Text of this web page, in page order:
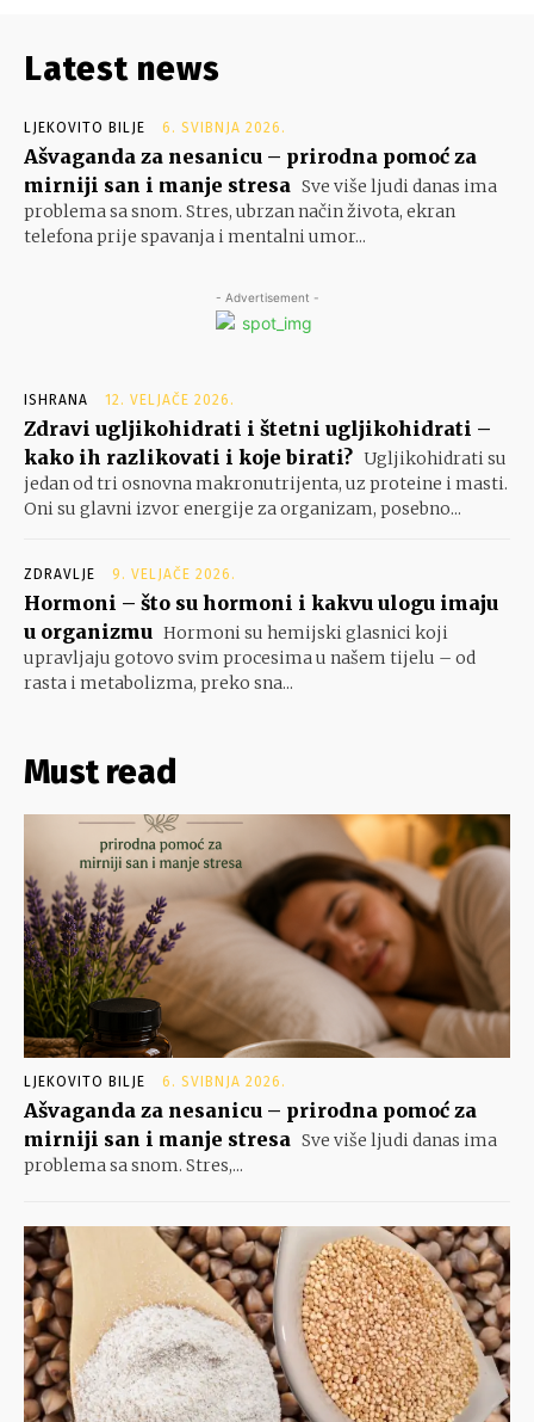
Latest news
LJEKOVITO BILJE 6. SVIBNJA 2026.
Ašvaganda za nesanicu – prirodna pomoć za
mirniji san i manje stresa Sve više ljudi danas ima
problema sa snom. Stres, ubrzan način života, ekran
telefona prije spavanja i mentalni umor...
- Advertisement -
ISHRANA 12. VELJAČE 2026.
Zdravi ugljikohidrati i štetni ugljikohidrati –
kako ih razlikovati i koje birati? Ugljikohidrati su
jedan od tri osnovna makronutrijenta, uz proteine i masti.
Oni su glavni izvor energije za organizam, posebno...
ZDRAVLJE 9. VELJAČE 2026.
Hormoni – što su hormoni i kakvu ulogu imaju
u organizmu Hormoni su hemijski glasnici koji
upravljaju gotovo svim procesima u našem tijelu – od
rasta i metabolizma, preko sna...
Must read
LJEKOVITO BILJE 6. SVIBNJA 2026.
Ašvaganda za nesanicu – prirodna pomoć za
mirniji san i manje stresa Sve više ljudi danas ima
problema sa snom. Stres,...